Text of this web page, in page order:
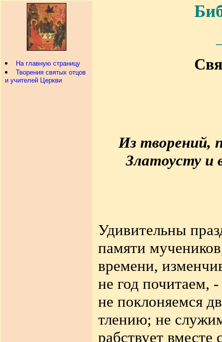
На главную страницу
Творения святых отцов
и учителей Церкви
Из творений,
Златоусту и
Удивительны
памяти
времени,
не год почитаем,
не поклоняемся
тлению; не
рабствует